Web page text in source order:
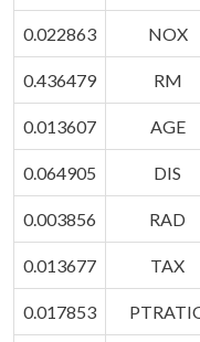
0.022863 NOX
0.436479 RM
0.013607 AGE
0.064905 DIS
0.003856 RAD
0.013677 TAX
0.017853